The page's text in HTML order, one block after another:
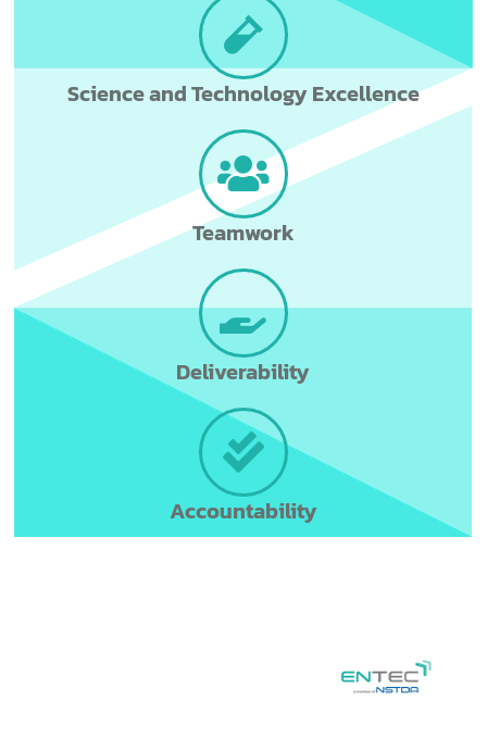
Science and Technology Excellence
Teamwork
Deliverability
Accountability